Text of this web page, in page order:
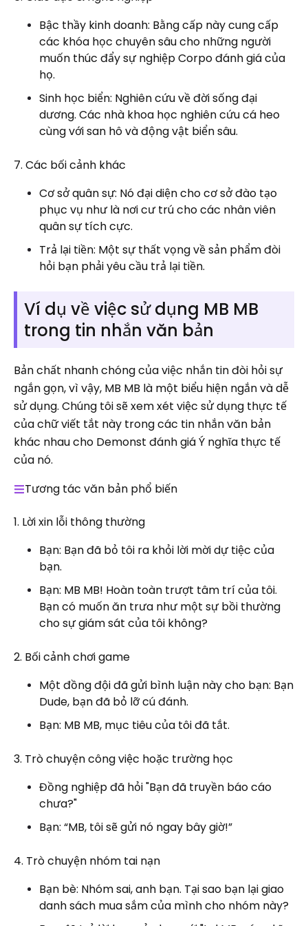
Bậc thầy kinh doanh: Bằng cấp này cung cấp
các khóa học chuyên sâu cho những người
muốn thúc đẩy sự nghiệp Corpo đánh giá của
họ.
Sinh học biển: Nghiên cứu về đời sống đại
dương. Các nhà khoa học nghiên cứu cá heo
cùng với san hô và động vật biển sâu.
7. Các bối cảnh khác
Cơ sở quân sự: Nó đại diện cho cơ sở đào tạo
phục vụ như là nơi cư trú cho các nhân viên
quân sự tích cực.
Trả lại tiền: Một sự thất vọng về sản phẩm đòi
hỏi bạn phải yêu cầu trả lại tiền.
Ví dụ về việc sử dụng MB MB
trong tin nhắn văn bản
Bản chất nhanh chóng của việc nhắn tin đòi hỏi sự
ngắn gọn, vì vậy, MB MB là một biểu hiện ngắn và dễ
sử dụng. Chúng tôi sẽ xem xét việc sử dụng thực tế
của chữ viết tắt này trong các tin nhắn văn bản
khác nhau cho Demonst đánh giá Ý nghĩa thực tế
của nó.
Tương tác văn bản phổ biến
1. Lời xin lỗi thông thường
Bạn: Bạn đã bỏ tôi ra khỏi lời mời dự tiệc của
bạn.
Bạn: MB MB! Hoàn toàn trượt tâm trí của tôi.
Bạn có muốn ăn trưa như một sự bồi thường
cho sự giám sát của tôi không?
2. Bối cảnh chơi game
Một đồng đội đã gửi bình luận này cho bạn: Bạn
Dude, bạn đã bỏ lỡ cú đánh.
Bạn: MB MB, mục tiêu của tôi đã tắt.
3. Trò chuyện công việc hoặc trường học
Đồng nghiệp đã hỏi "Bạn đã truyền báo cáo
chưa?"
Bạn: “MB, tôi sẽ gửi nó ngay bây giờ!”
4. Trò chuyện nhóm tai nạn
Bạn bè: Nhóm sai, anh bạn. Tại sao bạn lại giao
danh sách mua sắm của mình cho nhóm này?